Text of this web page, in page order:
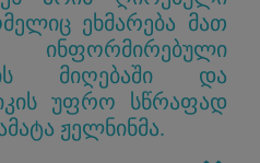
ეხმარება მათ
მიღებაში და
უფრო სწრაფად
ჟელნინმა.